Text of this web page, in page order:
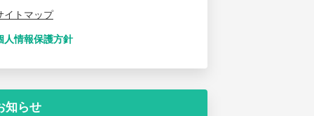
イトマップ
人情報保護方針
知らせ